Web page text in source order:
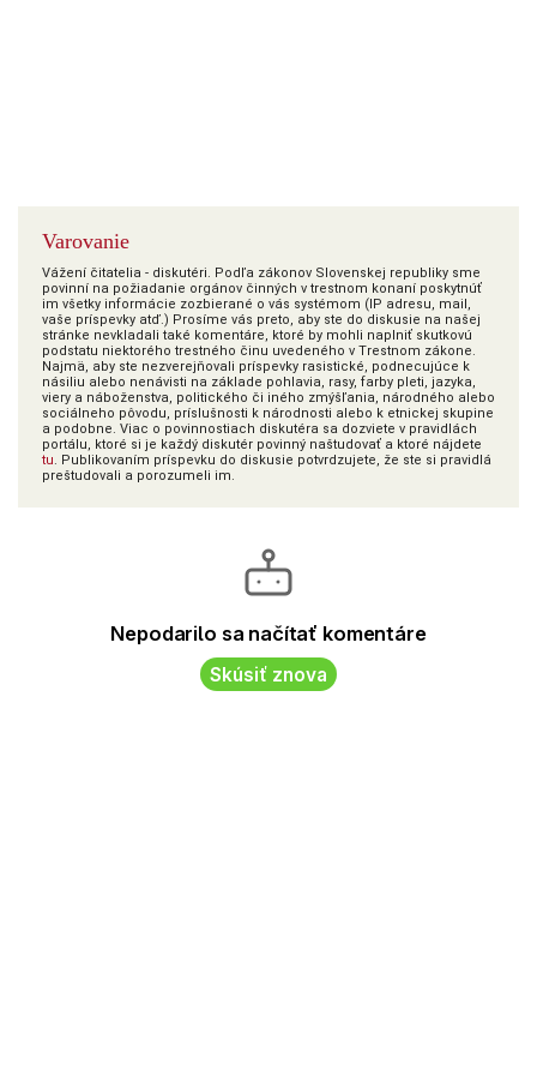
Varovanie
Vážení čitatelia - diskutéri. Podľa zákonov Slovenskej republiky sme
povinní na požiadanie orgánov činných v trestnom konaní poskytnúť
im všetky informácie zozbierané o vás systémom (IP adresu, mail,
vaše príspevky atď.) Prosíme vás preto, aby ste do diskusie na našej
stránke nevkladali také komentáre, ktoré by mohli naplniť skutkovú
podstatu niektorého trestného činu uvedeného v Trestnom zákone.
Najmä, aby ste nezverejňovali príspevky rasistické, podnecujúce k
násiliu alebo nenávisti na základe pohlavia, rasy, farby pleti, jazyka,
viery a náboženstva, politického či iného zmýšľania, národného alebo
sociálneho pôvodu, príslušnosti k národnosti alebo k etnickej skupine
a podobne. Viac o povinnostiach diskutéra sa dozviete v pravidlách
portálu, ktoré si je každý diskutér povinný naštudovať a ktoré nájdete
tu. Publikovaním príspevku do diskusie potvrdzujete, že ste si pravidlá
preštudovali a porozumeli im.